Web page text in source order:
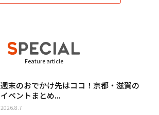
Feature article
週末のおでかけ先はココ！京都・滋賀の
イベントまとめ...
2026.8.7